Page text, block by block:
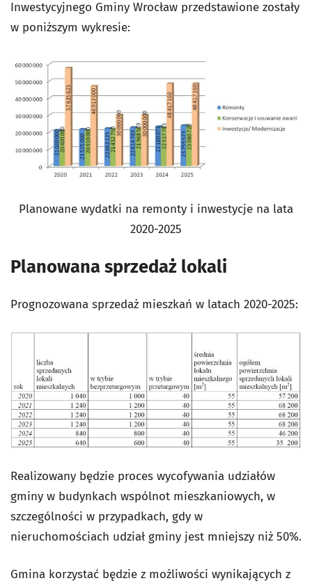
Inwestycyjnego Gminy Wrocław przedstawione zostały
w poniższym wykresie:
Planowane wydatki na remonty i inwestycje na lata
2020-2025
Planowana sprzedaż lokali
Prognozowana sprzedaż mieszkań w latach 2020-2025:
Realizowany będzie proces wycofywania udziałów
gminy w budynkach wspólnot mieszkaniowych, w
szczególności w przypadkach, gdy w
nieruchomościach udział gminy jest mniejszy niż 50%.
Gmina korzystać będzie z możliwości wynikających z